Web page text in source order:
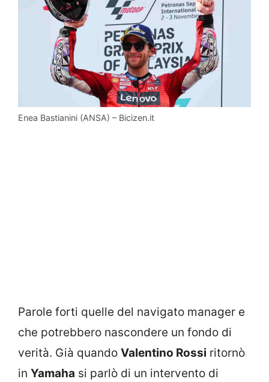
Enea Bastianini (ANSA) – Bicizen.it
Parole forti quelle del navigato manager e
che potrebbero nascondere un fondo di
verità. Già quando Valentino Rossi ritornò
in Yamaha si parlò di un intervento di